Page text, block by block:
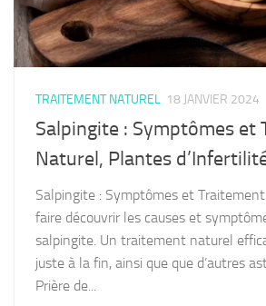
TRAITEMENT NATUREL 18 JANVIER 2024
Salpingite : Symptômes et
Naturel, Plantes
Salpingite : Symptômes et
faire découvrir les causes et
salpingite. Un traitement naturel
juste à la fin, ainsi que que d’autres
Prière de...